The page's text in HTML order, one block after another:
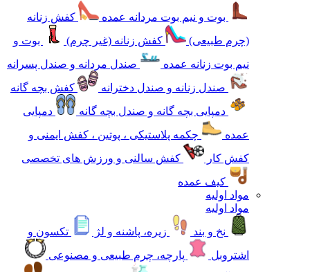
بوت و نیم بوت مردانه عمده
کفش زنانه
(چرم طبیعی)
کفش زنانه (غیر چرم)
بوت و
نیم بوت زنانه عمده
صندل مردانه و صندل پسرانه
صندل زنانه و صندل دخترانه
کفش بچه گانه
دمپایی بچه گانه و صندل بچه گانه
دمپایی
عمده
چکمه پلاستیکی ، پوتین ، کفش ایمنی و
کفش کار
کفش سالنی و ورزش های تخصصی
کیف عمده
مواد اولیه
مواد اولیه
نخ و بند
زیره، پاشنه و لژ
تکسون و
اشتروبل
پارچه، چرم طبیعی و مصنوعی